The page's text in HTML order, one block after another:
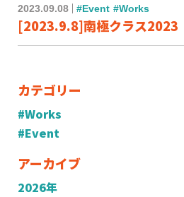
カテゴリー
#Works
#Event
アーカイブ
2026年
2023.09.08 #Event #Works
[2023.9.8]南極クラス2023